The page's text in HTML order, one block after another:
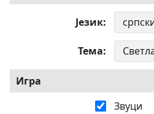
Језик
Тема
Игра
Звуци